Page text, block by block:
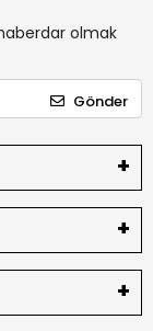
olmak
Gönder